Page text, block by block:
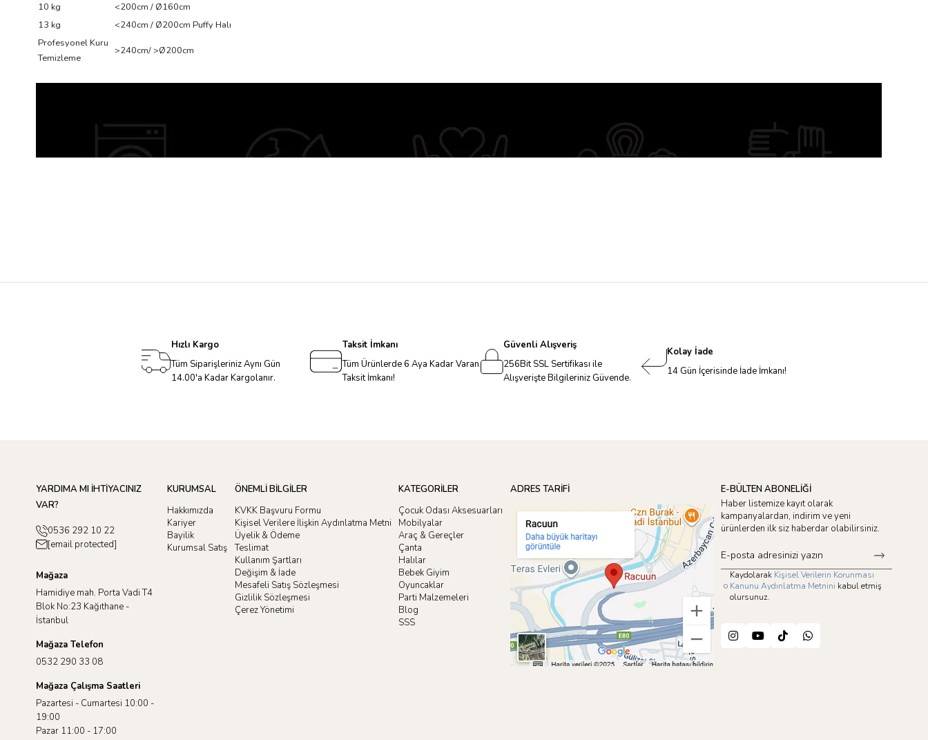
10 kg
<200cm / Ø160cm
13 kg
<240cm / Ø200cm Puffy Halı
Profesyonel Kuru
Temizleme
>240cm/ >Ø200cm
Hızlı Kargo
Tüm Siparişleriniz Aynı Gün
14.00'a Kadar Kargolanır.
Taksit İmkanı
Tüm Ürünlerde 6 Aya Kadar Varan
Taksit İmkanı!
Güvenli Alışveriş
256Bit SSL Sertifikası ile
Alışverişte Bilgileriniz Güvende.
Kolay İade
14 Gün İçerisinde İade İmkanı!
YARDIMA MI İHTİYACINIZ
VAR?
0536 292 10 22
[email protected]
Mağaza
Hamidiye mah. Porta Vadi T4
Blok No:23 Kağıthane -
İstanbul
Mağaza Telefon
0532 290 33 08
Mağaza Çalışma Saatleri
Pazartesi - Cumartesi 10:00 -
19:00
Pazar 11:00 - 17:00
KURUMSAL
Hakkımızda
Kariyer
Bayilik
Kurumsal Satış
ÖNEMLİ BİLGİLER
KVKK Başvuru Formu
Kişisel Verilere İlişkin Aydınlatma Metni
Üyelik & Ödeme
Teslimat
Kullanım Şartları
Değişim & İade
Mesafeli Satış Sözleşmesi
Gizlilik Sözleşmesi
Çerez Yönetimi
KATEGORİLER
Çocuk Odası Aksesuarları
Mobilyalar
Araç & Gereçler
Çanta
Halılar
Bebek Giyim
Oyuncaklar
Parti Malzemeleri
Blog
SSS
ADRES TARİFİ
E-BÜLTEN ABONELİĞİ
Haber listemize kayıt olarak
kampanyalardan, indirim ve yeni
ürünlerden ilk siz haberdar olabilirsiniz.
Kaydolarak Kişisel Verilerin Korunması
Kanunu Aydınlatma Metnini kabul etmiş
olursunuz.